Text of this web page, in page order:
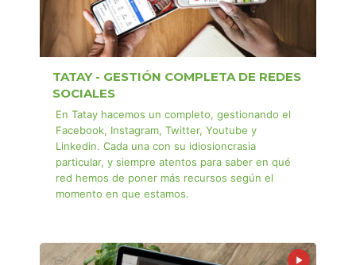
TATAY - GESTIÓN COMPLETA DE REDES
SOCIALES
En Tatay hacemos un completo, gestionando el
Facebook, Instagram, Twitter, Youtube y
Linkedin. Cada una con su idiosioncrasia
particular, y siempre atentos para saber en qué
red hemos de poner más recursos según el
momento en que estamos.